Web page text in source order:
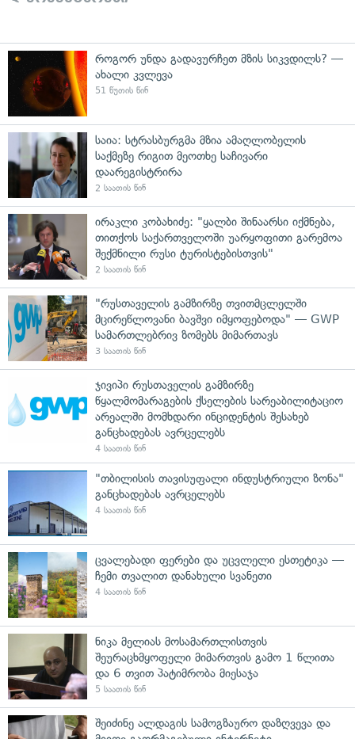
როგორ უნდა გადავურჩეთ მზის სიკვდილს? —
ახალი კვლევა
51 წუთის წინ
საია: სტრასბურგმა მზია ამაღლობელის
საქმეზე რიგით მეოთხე საჩივარი
დაარეგისტრირა
2 საათის წინ
ირაკლი კობახიძე: "ყალბი შინაარსი იქმნება,
თითქოს საქართველოში უარყოფითი გარემოა
შექმნილი რუსი ტურისტებისთვის"
2 საათის წინ
"რუსთაველის გამზირზე თვითმცლელში
მცირეწლოვანი ბავშვი იმყოფებოდა" — GWP
სამართლებრივ ზომებს მიმართავს
3 საათის წინ
ჯივიპი რუსთაველის გამზირზე
წყალმომარაგების ქსელების სარეაბილიტაციო
არეალში მომხდარი ინციდენტის შესახებ
განცხადებას ავრცელებს
4 საათის წინ
"თბილისის თავისუფალი ინდუსტრიული ზონა"
განცხადებას ავრცელებს
4 საათის წინ
ცვალებადი ფერები და უცვლელი ესთეტიკა —
ჩემი თვალით დანახული სვანეთი
4 საათის წინ
ნიკა მელიას მოსამართლისთვის
შეურაცხმყოფელი მიმართვის გამო 1 წლითა
და 6 თვით პატიმრობა მიესაჯა
5 საათის წინ
შეიძინე ალდაგის სამოგზაურო დაზღვევა და